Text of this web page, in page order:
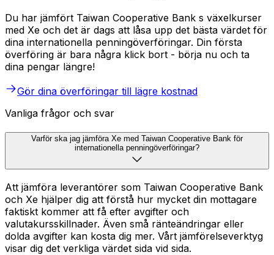
Du har jämfört Taiwan Cooperative Bank s växelkurser
med Xe och det är dags att låsa upp det bästa värdet för
dina internationella penningöverföringar. Din första
överföring är bara några klick bort - börja nu och ta
dina pengar längre!
Gör dina överföringar till lägre kostnad
Vanliga frågor och svar
Varför ska jag jämföra Xe med Taiwan Cooperative Bank för
internationella penningöverföringar?
Att jämföra leverantörer som Taiwan Cooperative Bank
och Xe hjälper dig att förstå hur mycket din mottagare
faktiskt kommer att få efter avgifter och
valutakursskillnader. Även små ränteändringar eller
dolda avgifter kan kosta dig mer. Vårt jämförelseverktyg
visar dig det verkliga värdet sida vid sida.